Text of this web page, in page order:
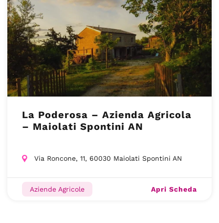
La Poderosa – Azienda Agricola
– Maiolati Spontini AN
Via Roncone, 11, 60030 Maiolati Spontini AN
Aziende Agricole Apri Scheda